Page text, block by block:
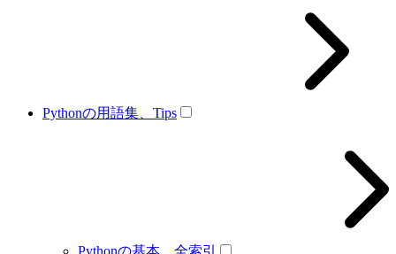
Pythonの用語集、Tips
Pythonの基本、全索引